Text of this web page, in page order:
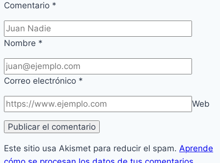
Comentario *
Nombre *
Correo electrónico *
Web
Este sitio usa Akismet para reducir el spam. Aprende